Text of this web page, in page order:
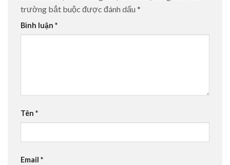
trường bắt buộc được đánh dấu *
Bình luận *
Tên *
Email *